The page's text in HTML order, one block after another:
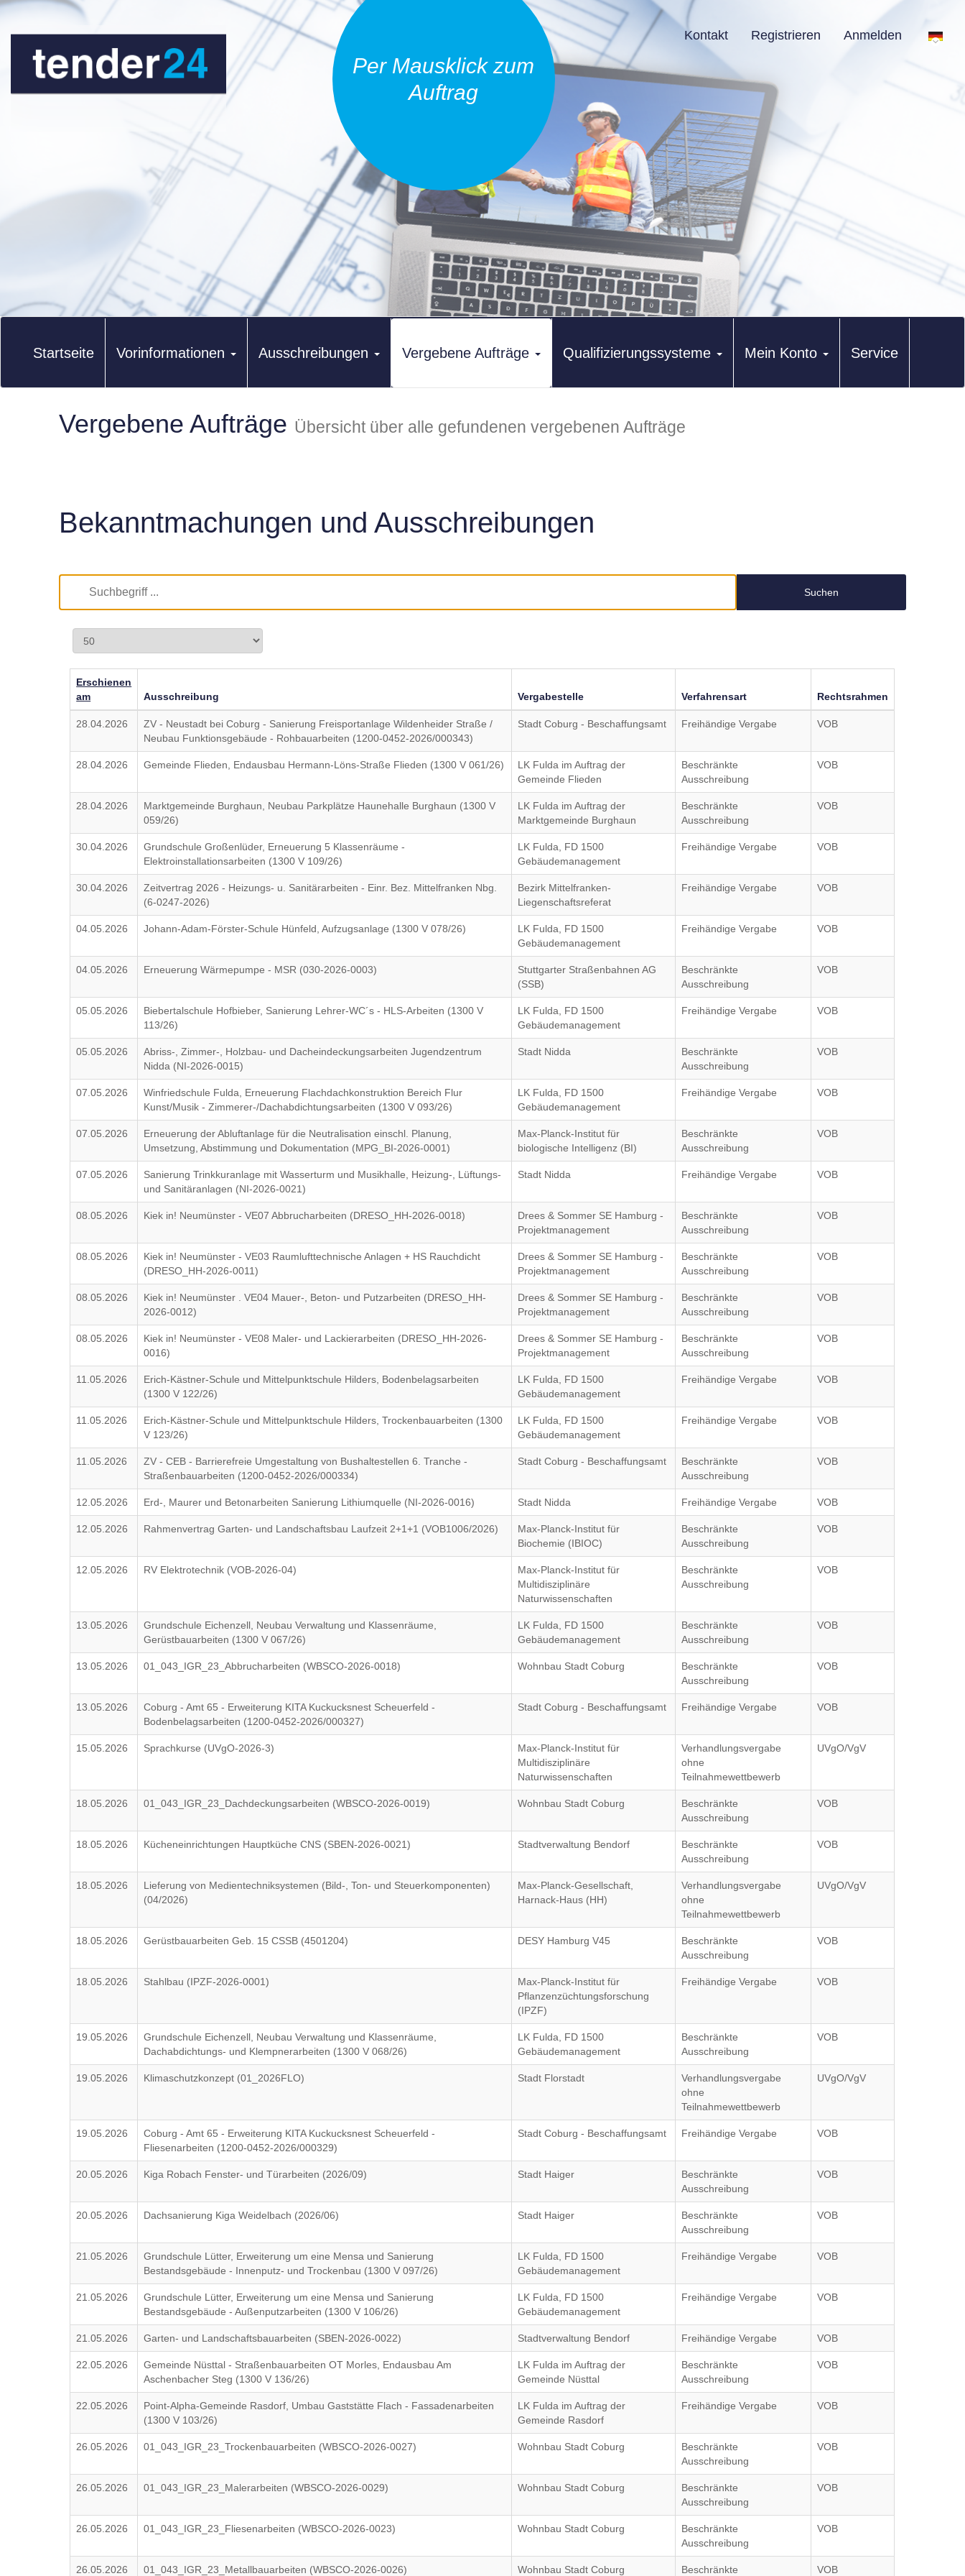
Per Mausklick zum
Auftrag
Kontakt Registrieren Anmelden
Startseite Vorinformationen Ausschreibungen Vergebene Aufträge Qualifizierungssysteme Mein Konto Service
Vergebene Aufträge Übersicht über alle gefundenen vergebenen Aufträge
Bekanntmachungen und Ausschreibungen
Suchen
Erschienen
am
Ausschreibung Vergabestelle Verfahrensart Rechtsrahmen
28.04.2026
ZV - Neustadt bei Coburg - Sanierung Freisportanlage Wildenheider Straße /
Neubau Funktionsgebäude - Rohbauarbeiten (1200-0452-2026/000343)
Stadt Coburg - Beschaffungsamt Freihändige Vergabe VOB
28.04.2026 Gemeinde Flieden, Endausbau Hermann-Löns-Straße Flieden (1300 V 061/26)
LK Fulda im Auftrag der
Gemeinde Flieden
Beschränkte
Ausschreibung
VOB
28.04.2026
Marktgemeinde Burghaun, Neubau Parkplätze Haunehalle Burghaun (1300 V
059/26)
LK Fulda im Auftrag der
Marktgemeinde Burghaun
Beschränkte
Ausschreibung
VOB
30.04.2026
Grundschule Großenlüder, Erneuerung 5 Klassenräume -
Elektroinstallationsarbeiten (1300 V 109/26)
LK Fulda, FD 1500
Gebäudemanagement
Freihändige Vergabe VOB
30.04.2026
Zeitvertrag 2026 - Heizungs- u. Sanitärarbeiten - Einr. Bez. Mittelfranken Nbg.
(6-0247-2026)
Bezirk Mittelfranken-
Liegenschaftsreferat
Freihändige Vergabe VOB
04.05.2026 Johann-Adam-Förster-Schule Hünfeld, Aufzugsanlage (1300 V 078/26)
LK Fulda, FD 1500
Gebäudemanagement
Freihändige Vergabe VOB
04.05.2026 Erneuerung Wärmepumpe - MSR (030-2026-0003)
Stuttgarter Straßenbahnen AG
(SSB)
Beschränkte
Ausschreibung
VOB
05.05.2026
Biebertalschule Hofbieber, Sanierung Lehrer-WC´s - HLS-Arbeiten (1300 V
113/26)
LK Fulda, FD 1500
Gebäudemanagement
Freihändige Vergabe VOB
05.05.2026
Abriss-, Zimmer-, Holzbau- und Dacheindeckungsarbeiten Jugendzentrum
Nidda (NI-2026-0015)
Stadt Nidda
Beschränkte
Ausschreibung
VOB
07.05.2026
Winfriedschule Fulda, Erneuerung Flachdachkonstruktion Bereich Flur
Kunst/Musik - Zimmerer-/Dachabdichtungsarbeiten (1300 V 093/26)
LK Fulda, FD 1500
Gebäudemanagement
Freihändige Vergabe VOB
07.05.2026
Erneuerung der Abluftanlage für die Neutralisation einschl. Planung,
Umsetzung, Abstimmung und Dokumentation (MPG_BI-2026-0001)
Max-Planck-Institut für
biologische Intelligenz (BI)
Beschränkte
Ausschreibung
VOB
07.05.2026
Sanierung Trinkkuranlage mit Wasserturm und Musikhalle, Heizung-, Lüftungs-
und Sanitäranlagen (NI-2026-0021)
Stadt Nidda Freihändige Vergabe VOB
08.05.2026 Kiek in! Neumünster - VE07 Abbrucharbeiten (DRESO_HH-2026-0018)
Drees & Sommer SE Hamburg -
Projektmanagement
Beschränkte
Ausschreibung
VOB
08.05.2026
Kiek in! Neumünster - VE03 Raumlufttechnische Anlagen + HS Rauchdicht
(DRESO_HH-2026-0011)
Drees & Sommer SE Hamburg -
Projektmanagement
Beschränkte
Ausschreibung
VOB
08.05.2026
Kiek in! Neumünster . VE04 Mauer-, Beton- und Putzarbeiten (DRESO_HH-
2026-0012)
Drees & Sommer SE Hamburg -
Projektmanagement
Beschränkte
Ausschreibung
VOB
08.05.2026
Kiek in! Neumünster - VE08 Maler- und Lackierarbeiten (DRESO_HH-2026-
0016)
Drees & Sommer SE Hamburg -
Projektmanagement
Beschränkte
Ausschreibung
VOB
11.05.2026
Erich-Kästner-Schule und Mittelpunktschule Hilders, Bodenbelagsarbeiten
(1300 V 122/26)
LK Fulda, FD 1500
Gebäudemanagement
Freihändige Vergabe VOB
11.05.2026
Erich-Kästner-Schule und Mittelpunktschule Hilders, Trockenbauarbeiten (1300
V 123/26)
LK Fulda, FD 1500
Gebäudemanagement
Freihändige Vergabe VOB
11.05.2026
ZV - CEB - Barrierefreie Umgestaltung von Bushaltestellen 6. Tranche -
Straßenbauarbeiten (1200-0452-2026/000334)
Stadt Coburg - Beschaffungsamt
Beschränkte
Ausschreibung
VOB
12.05.2026 Erd-, Maurer und Betonarbeiten Sanierung Lithiumquelle (NI-2026-0016) Stadt Nidda Freihändige Vergabe VOB
12.05.2026 Rahmenvertrag Garten- und Landschaftsbau Laufzeit 2+1+1 (VOB1006/2026)
Max-Planck-Institut für
Biochemie (IBIOC)
Beschränkte
Ausschreibung
VOB
12.05.2026 RV Elektrotechnik (VOB-2026-04)
Max-Planck-Institut für
Multidisziplinäre
Naturwissenschaften
Beschränkte
Ausschreibung
VOB
13.05.2026
Grundschule Eichenzell, Neubau Verwaltung und Klassenräume,
Gerüstbauarbeiten (1300 V 067/26)
LK Fulda, FD 1500
Gebäudemanagement
Beschränkte
Ausschreibung
VOB
13.05.2026 01_043_IGR_23_Abbrucharbeiten (WBSCO-2026-0018) Wohnbau Stadt Coburg
Beschränkte
Ausschreibung
VOB
13.05.2026
Coburg - Amt 65 - Erweiterung KITA Kuckucksnest Scheuerfeld -
Bodenbelagsarbeiten (1200-0452-2026/000327)
Stadt Coburg - Beschaffungsamt Freihändige Vergabe VOB
15.05.2026 Sprachkurse (UVgO-2026-3)
Max-Planck-Institut für
Multidisziplinäre
Naturwissenschaften
Verhandlungsvergabe
ohne
Teilnahmewettbewerb
UVgO/VgV
18.05.2026 01_043_IGR_23_Dachdeckungsarbeiten (WBSCO-2026-0019) Wohnbau Stadt Coburg
Beschränkte
Ausschreibung
VOB
18.05.2026 Kücheneinrichtungen Hauptküche CNS (SBEN-2026-0021) Stadtverwaltung Bendorf
Beschränkte
Ausschreibung
VOB
18.05.2026
Lieferung von Medientechniksystemen (Bild-, Ton- und Steuerkomponenten)
(04/2026)
Max-Planck-Gesellschaft,
Harnack-Haus (HH)
Verhandlungsvergabe
ohne
Teilnahmewettbewerb
UVgO/VgV
18.05.2026 Gerüstbauarbeiten Geb. 15 CSSB (4501204) DESY Hamburg V45
Beschränkte
Ausschreibung
VOB
18.05.2026 Stahlbau (IPZF-2026-0001)
Max-Planck-Institut für
Pflanzenzüchtungsforschung
(IPZF)
Freihändige Vergabe VOB
19.05.2026
Grundschule Eichenzell, Neubau Verwaltung und Klassenräume,
Dachabdichtungs- und Klempnerarbeiten (1300 V 068/26)
LK Fulda, FD 1500
Gebäudemanagement
Beschränkte
Ausschreibung
VOB
19.05.2026 Klimaschutzkonzept (01_2026FLO) Stadt Florstadt
Verhandlungsvergabe
ohne
Teilnahmewettbewerb
UVgO/VgV
19.05.2026
Coburg - Amt 65 - Erweiterung KITA Kuckucksnest Scheuerfeld -
Fliesenarbeiten (1200-0452-2026/000329)
Stadt Coburg - Beschaffungsamt Freihändige Vergabe VOB
20.05.2026 Kiga Robach Fenster- und Türarbeiten (2026/09) Stadt Haiger
Beschränkte
Ausschreibung
VOB
20.05.2026 Dachsanierung Kiga Weidelbach (2026/06) Stadt Haiger
Beschränkte
Ausschreibung
VOB
21.05.2026
Grundschule Lütter, Erweiterung um eine Mensa und Sanierung
Bestandsgebäude - Innenputz- und Trockenbau (1300 V 097/26)
LK Fulda, FD 1500
Gebäudemanagement
Freihändige Vergabe VOB
21.05.2026
Grundschule Lütter, Erweiterung um eine Mensa und Sanierung
Bestandsgebäude - Außenputzarbeiten (1300 V 106/26)
LK Fulda, FD 1500
Gebäudemanagement
Freihändige Vergabe VOB
21.05.2026 Garten- und Landschaftsbauarbeiten (SBEN-2026-0022) Stadtverwaltung Bendorf Freihändige Vergabe VOB
22.05.2026
Gemeinde Nüsttal - Straßenbauarbeiten OT Morles, Endausbau Am
Aschenbacher Steg (1300 V 136/26)
LK Fulda im Auftrag der
Gemeinde Nüsttal
Beschränkte
Ausschreibung
VOB
22.05.2026
Point-Alpha-Gemeinde Rasdorf, Umbau Gaststätte Flach - Fassadenarbeiten
(1300 V 103/26)
LK Fulda im Auftrag der
Gemeinde Rasdorf
Freihändige Vergabe VOB
26.05.2026 01_043_IGR_23_Trockenbauarbeiten (WBSCO-2026-0027) Wohnbau Stadt Coburg
Beschränkte
Ausschreibung
VOB
26.05.2026 01_043_IGR_23_Malerarbeiten (WBSCO-2026-0029) Wohnbau Stadt Coburg
Beschränkte
Ausschreibung
VOB
26.05.2026 01_043_IGR_23_Fliesenarbeiten (WBSCO-2026-0023) Wohnbau Stadt Coburg
Beschränkte
Ausschreibung
VOB
26.05.2026 01_043_IGR_23_Metallbauarbeiten (WBSCO-2026-0026) Wohnbau Stadt Coburg Beschränkte VOB